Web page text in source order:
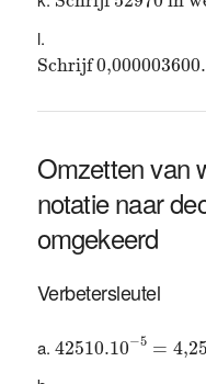
Schrijf 0,000
Schrijf0,000
Omzetten van
notatie naar
omgekeerd
Verbetersleutel
42510.10−5 =
42510.10−